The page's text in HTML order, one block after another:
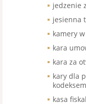
jedzenie
jesienna
kamery
kara
kara za
kary dla
kasa